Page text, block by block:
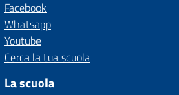
Facebook
Whatsapp
Youtube
Cerca la tua scuola
La scuola